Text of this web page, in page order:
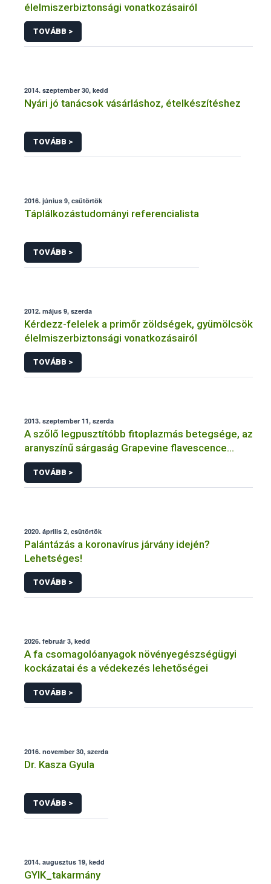
élelmiszerbiztonsági vonatkozásairól
TOVÁBB >
2014. szeptember 30, kedd
Nyári jó tanácsok vásárláshoz, ételkészítéshez
TOVÁBB >
2016. június 9, csütörtök
Táplálkozástudományi referencialista
TOVÁBB >
2012. május 9, szerda
Kérdezz-felelek a primőr zöldségek, gyümölcsök
élelmiszerbiztonsági vonatkozásairól
TOVÁBB >
2013. szeptember 11, szerda
A szőlő legpusztítóbb fitoplazmás betegsége, az
aranyszínű sárgaság Grapevine flavescence
dorée (FD)
TOVÁBB >
2020. április 2, csütörtök
Palántázás a koronavírus járvány idején?
Lehetséges!
TOVÁBB >
2026. február 3, kedd
A fa csomagolóanyagok növényegészségügyi
kockázatai és a védekezés lehetőségei
TOVÁBB >
2016. november 30, szerda
Dr. Kasza Gyula
TOVÁBB >
2014. augusztus 19, kedd
GYIK_takarmány